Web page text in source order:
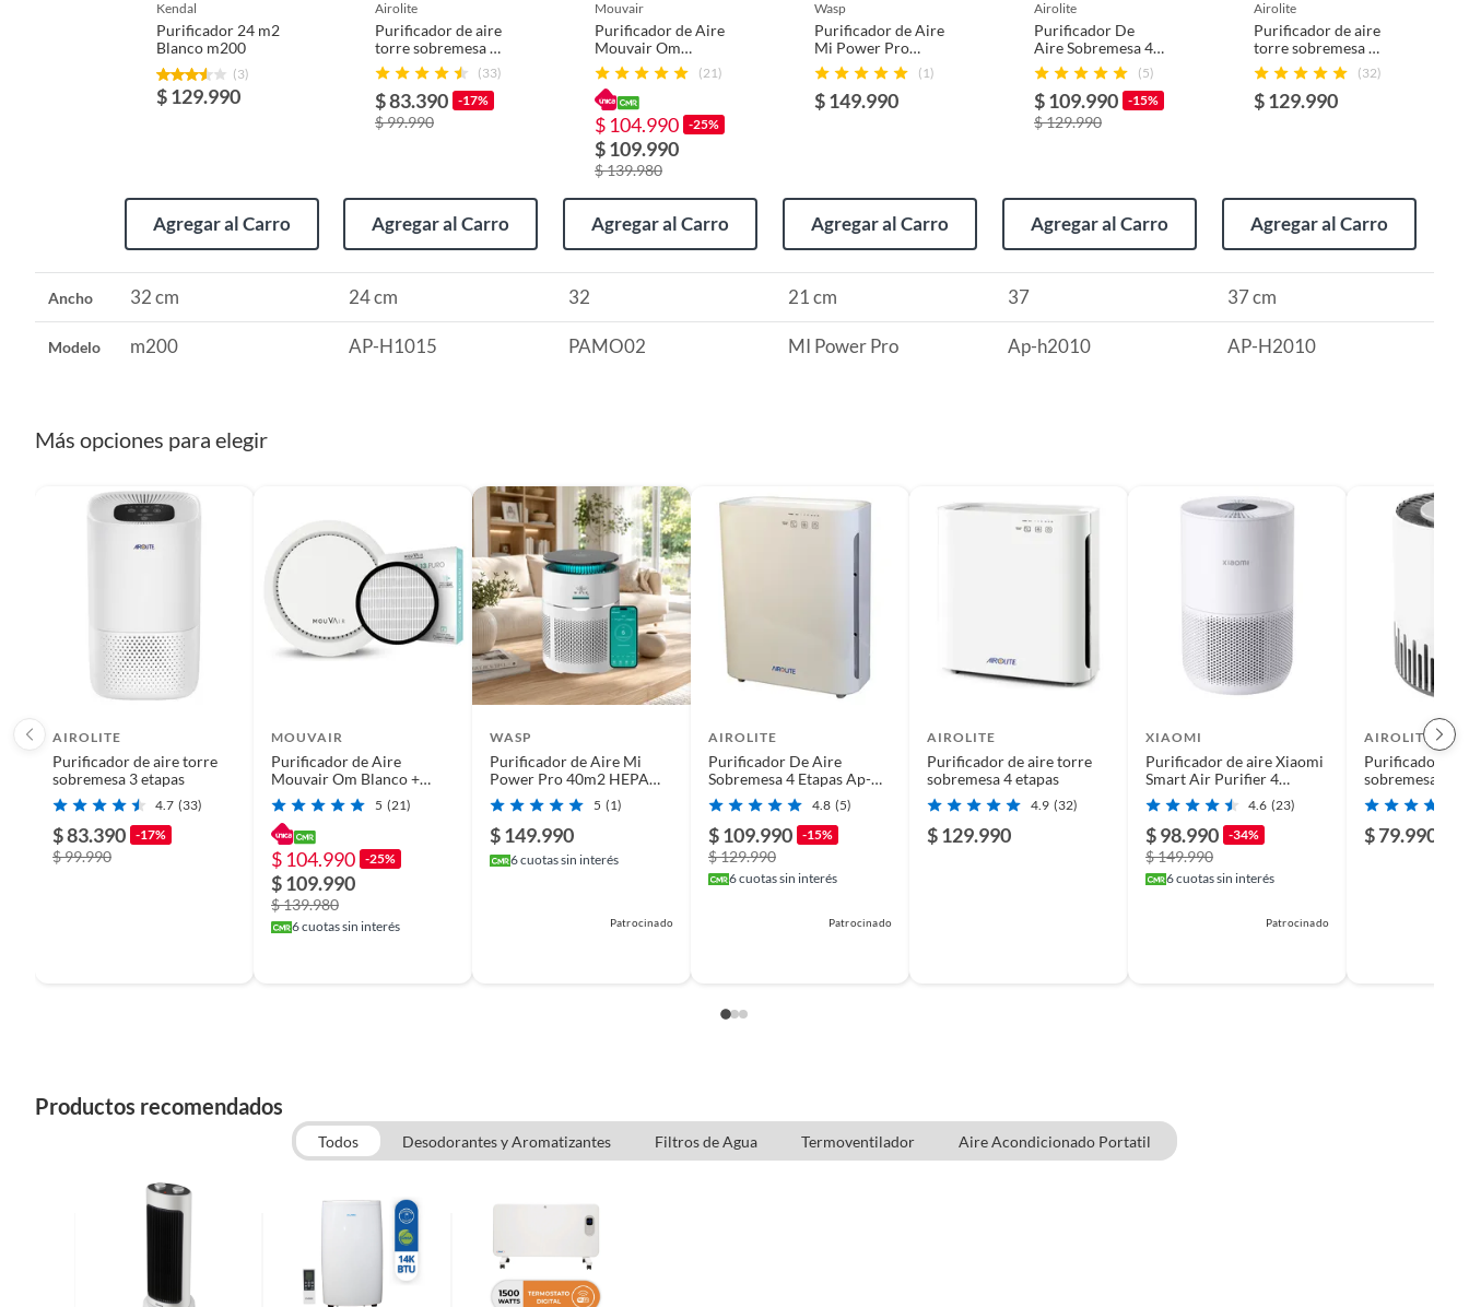
Características
Este purificador Kendal cuenta con un área de cobertura de 24 m2, ideal para espacios medianos. Ofrece 4 niveles
de potencia para adaptarse a tus necesidades y preferencias. Sus dimensiones son de 32 cm de ancho, 50 cm de alto
y 17 cm de profundidad, lo que lo hace compacto y fácil de ubicar en cualquier lugar.
50 cm
Plazo de disponibilidad de repuestos 1 año(s)
remanufacturados o con alguna deficiencia, que sean comprados en esa condición a un precio reducido.
Alimentos, bebidas, medicamentos, suplementos alimenticios, vitaminas, entre otros análogos.
Pinturas de un color a solicitud.
kendal
Purificador 24 m2
Blanco m200
(3)
$ 129.990
Agregar al Carro
airolite
Purificador de aire
torre sobremesa 3
etapas
(33)
$ 83.390 -17%
$ 99.990
Agregar al Carro
mouvair
Purificador de Aire
Mouvair Om
Blanco + Filtro
H13
(21)
$ 104.990 -25%
$ 109.990
$ 139.980
Agregar al Carro
wasp
Purificador de Aire
Mi Power Pro
40m2 HEPA H13
+UV +WiFi
(1)
$ 149.990
Agregar al Carro
airolite
Purificador De
Aire Sobremesa 4
Etapas Ap-h2010
Airolite
(5)
$ 109.990 -15%
$ 129.990
Agregar al Carro
airolite
Purificador de aire
torre sobremesa 4
etapas
(32)
$ 129.990
Agregar al Carro
Ancho 32 cm 24 cm 32 21 cm 37 37 cm
Modelo m200 AP-H1015 PAMO02 MI Power Pro Ap-h2010 AP-H2010
Más opciones para elegir
AIROLITE
Purificador de aire torre
sobremesa 3 etapas
4.7 (33)
$ 83.390 -17%
$ 99.990
MOUVAIR
Purificador de Aire
Mouvair Om Blanco +
Filtro H13
5 (21)
$ 104.990 -25%
$ 109.990
$ 139.980
6cuotas sin interés
WASP
Purificador de Aire Mi
Power Pro 40m2 HEPA
H13 +UV +WiFi 5 (1)
$ 149.990
6cuotas sin interés
Patrocinado
AIROLITE
Purificador De Aire
Sobremesa 4 Etapas Ap-
h2010 Airolite
4.8 (5)
$ 109.990 -15%
$ 129.990
6cuotas sin interés
Patrocinado
AIROLITE
Purificador de aire torre
sobremesa 4 etapas
4.9 (32)
$ 129.990
XIAOMI
Purificador de aire Xiaomi
Smart Air Purifier 4
Compact
4.6 (23)
$ 98.990 -34%
$ 149.990
6cuotas sin interés
Patrocinado
AIROLITE
Purificador de
sobremesa 2
$ 79.990
Productos recomendados
Todos Desodorantes y Aromatizantes Filtros de Agua Termoventilador Aire Acondicionado Portatil